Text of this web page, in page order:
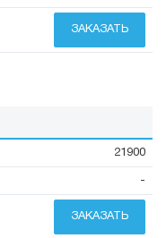
ЗАКАЗАТЬ
21900
-
ЗАКАЗАТЬ